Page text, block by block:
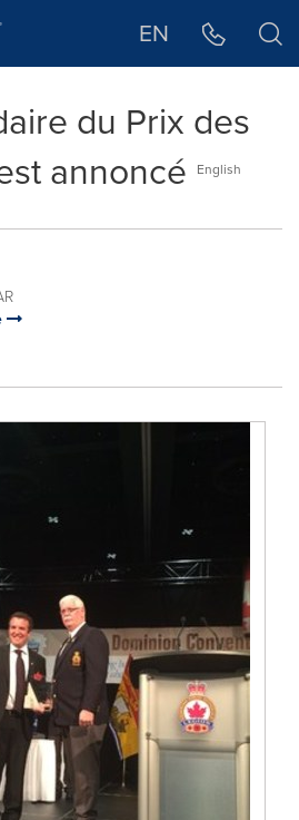
EN
du Prix des
annoncé
English